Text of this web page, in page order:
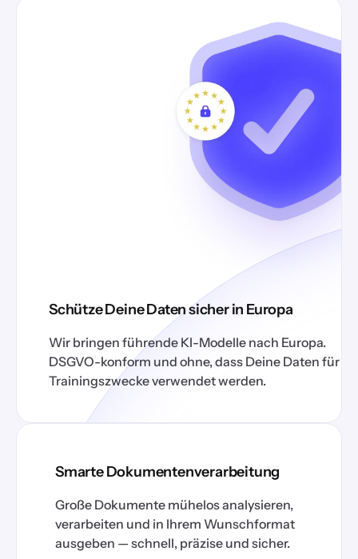
Schütze Deine Daten sicher in Europa
Wir bringen führende KI-Modelle nach Europa.
DSGVO-konform und ohne, dass Deine Daten für
Trainingszwecke verwendet werden.
Smarte Dokumentenverarbeitung
Große Dokumente mühelos analysieren,
verarbeiten und in Ihrem Wunschformat
ausgeben — schnell, präzise und sicher.